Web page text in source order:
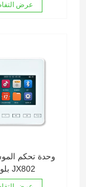
عرض
JX802 بلوتوث